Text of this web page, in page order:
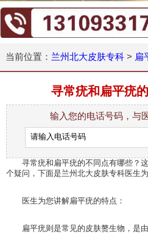
当前位置： 兰州北大皮肤专科> 扁
寻常疣和扁平疣
输入您的电话号码，与
寻常疣和扁平疣的不同点有哪些？这
个疑问，下面是兰州北大皮肤专科医生
医生为您讲解扁平疣的特点：
扁平疣则是常见的皮肤赘生物，是由